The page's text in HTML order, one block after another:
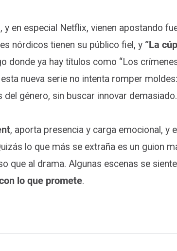
en especial Netflix, vienen apostando
nórdicos tienen su público fiel, y “La
donde ya hay títulos como “Los
nueva serie no intenta romper
género, sin buscar innovar demasiado.
, aporta presencia y carga emocional, y
lo que más se extraña es un guion
que al drama. Algunas escenas se
lo que promete.